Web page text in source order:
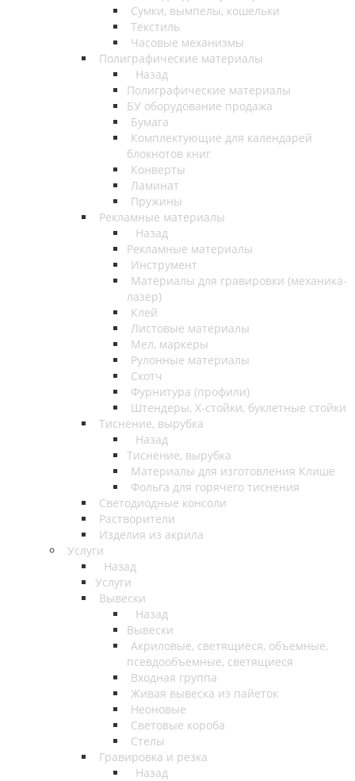
Сумки, вымпелы, кошельки
Текстиль
Часовые механизмы
Полиграфические материалы
Назад
Полиграфические материалы
БУ оборудование продажа
Бумага
Комплектующие для календарей
блокнотов книг
Конверты
Ламинат
Пружины
Рекламные материалы
Назад
Рекламные материалы
Инструмент
Материалы для гравировки (механика-
лазер)
Клей
Листовые материалы
Мел, маркеры
Рулонные материалы
Скотч
Фурнитура (профили)
Штендеры, Х-стойки, буклетные стойки
Тиснение, вырубка
Назад
Тиснение, вырубка
Материалы для изготовления Клише
Фольга для горячего тиснения
Светодиодные консоли
Растворители
Изделия из акрила
Услуги
Назад
Услуги
Вывески
Назад
Вывески
Акриловые, светящиеся, объемные,
псевдообъемные, светящиеся
Входная группа
Живая вывеска из пайеток
Неоновые
Световые короба
Стелы
Гравировка и резка
Назад